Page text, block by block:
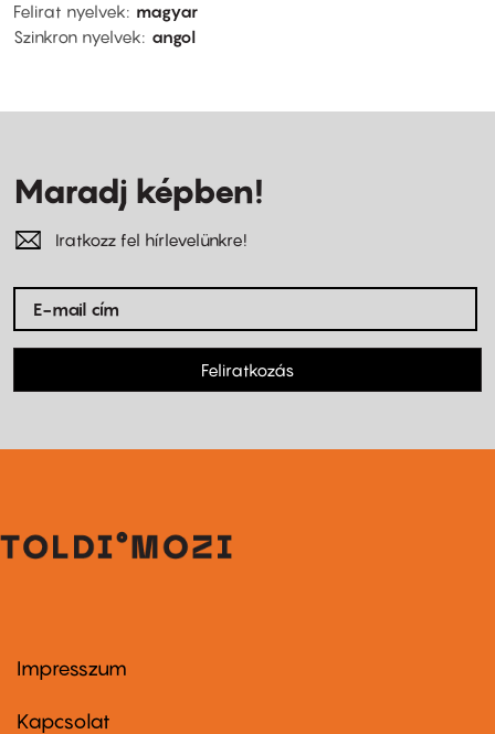
Felirat nyelvek
magyar
Szinkron nyelvek
angol
Maradj képben!
Iratkozz fel hírlevelünkre!
Feliratkozás
Footer
first
Impresszum
Kapcsolat